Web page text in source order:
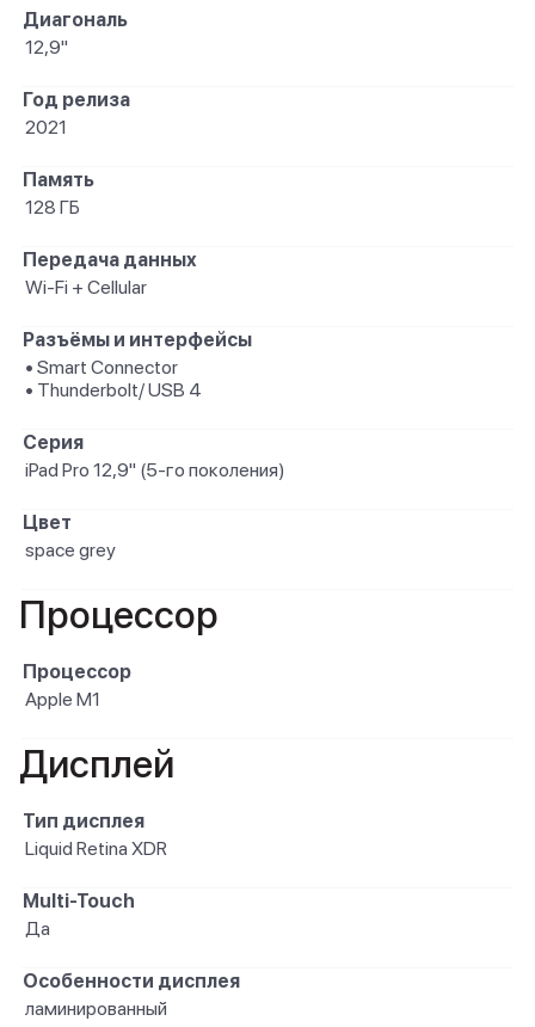
Диагональ
12,9"
Год релиза
2021
Память
128 ГБ
Передача данных
Wi-Fi + Cellular
Разъёмы и интерфейсы
• Smart Connector
• Thunderbolt/ USB 4
Серия
iPad Pro 12,9" (5-го поколения)
Цвет
space grey
Процессор
Процессор
Apple M1
Дисплей
Тип дисплея
Liquid Retina XDR
Multi-Touch
Да
Особенности дисплея
ламинированный